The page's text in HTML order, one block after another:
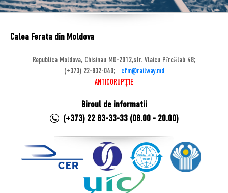
Calea Ferata din Moldova
Republica Moldova, Chisinau MD-2012,str. Vlaicu Pîrcălab 48;
(+373) 22-832-040;
cfm@railway.md
ANTICORUPȚIE
Biroul de informatii
(+373) 22 83-33-33 (08.00 - 20.00)